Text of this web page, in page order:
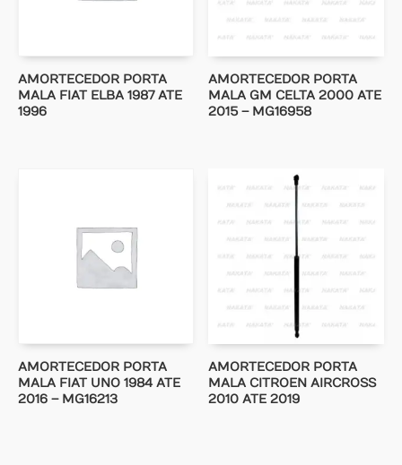
AMORTECEDOR PORTA
MALA FIAT ELBA 1987 ATE
1996
AMORTECEDOR PORTA
MALA GM CELTA 2000 ATE
2015 – MG16958
AMORTECEDOR PORTA
MALA FIAT UNO 1984 ATE
2016 – MG16213
AMORTECEDOR PORTA
MALA CITROEN AIRCROSS
2010 ATE 2019